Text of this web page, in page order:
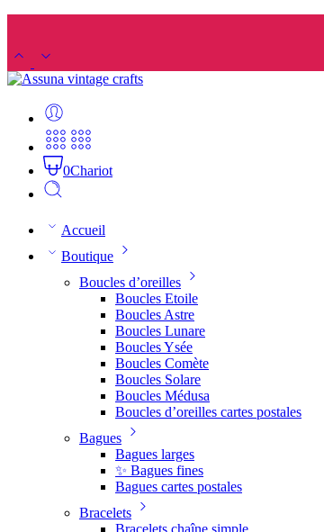
0Chariot
Accueil
Boutique
Boucles d’oreilles
Boucles Etoile
Boucles Astre
Boucles Lunare
Boucles Ysée
Boucles Comète
Boucles Solare
Boucles Médusa
Boucles d’oreilles cartes postales
Bagues
Bagues larges
✨ Bagues fines
Bagues cartes postales
Bracelets
Bracelets chaîne simple